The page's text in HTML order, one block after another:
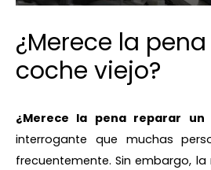
¿Merece la
coche viejo?
¿Merece la pena reparar un
interrogante que muchas
frecuentemente. Sin embargo,